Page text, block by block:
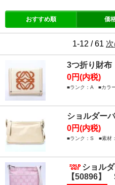
おすすめ順 価
1-12 / 61
3つ折り財
0円(内税)
■ランク：A ■カラ
ショルダー
0円(内税)
■ランク：S ■素材
ショル
【50896】